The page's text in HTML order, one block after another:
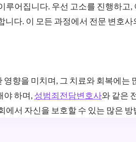
루어집니다. 우선 고소를 진행하고
니다. 이 모든 과정에서 전문 변호
향을 미치며, 그 치료와 회복에는
야 하며, 성범죄전담변호사와 같은
에서 자신을 보호할 수 있는 많은